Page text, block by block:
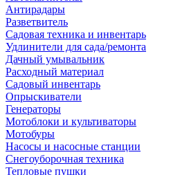
Антирадары
Разветвитель
Садовая техника и инвентарь
Удлинители для сада/ремонта
Дачный умывальник
Расходный материал
Садовый инвентарь
Опрыскиватели
Генераторы
Мотоблоки и культиваторы
Мотобуры
Насосы и насосные станции
Снегоуборочная техника
Тепловые пушки